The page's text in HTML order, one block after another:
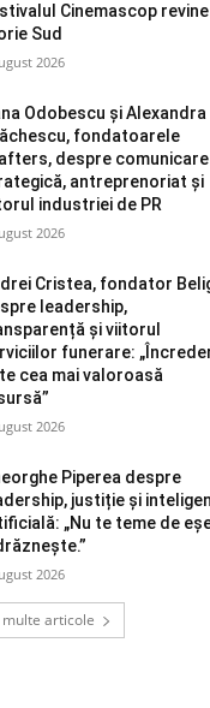
Cinemascop
Sud
2026
Odobescu și Alexandra
fondatoarele
despre comunicare
antreprenoriat și
industriei de PR
2026
Cristea, fondator
leadership,
și viitorul
funerare:
cea mai valoroasă
2026
Piperea despre
justiție și
„Nu te teme de
2026
articole